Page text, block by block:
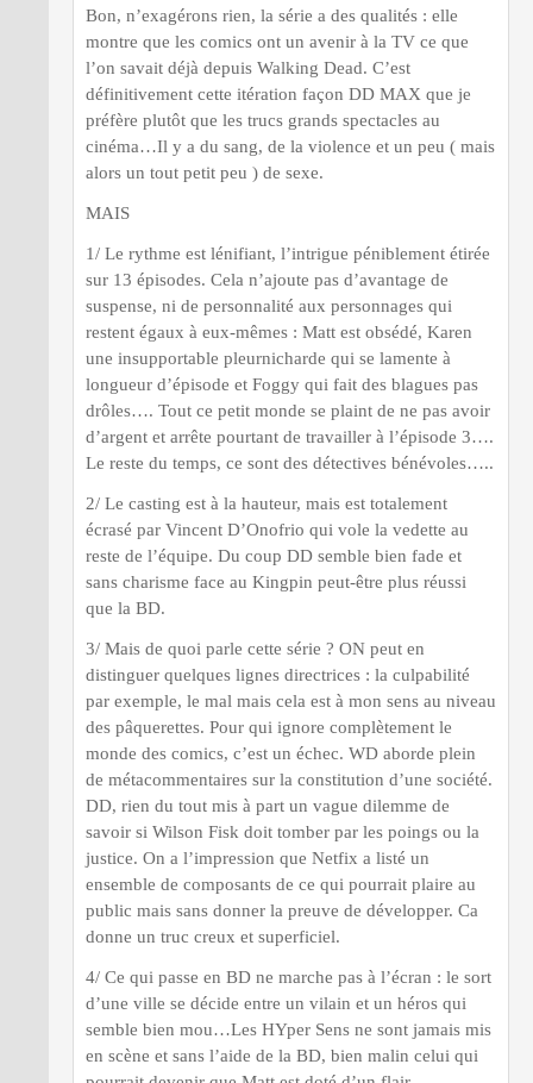
Bon, n’exagérons rien, la série a des qualités : elle
montre que les comics ont un avenir à la TV ce que
l’on savait déjà depuis Walking Dead. C’est
définitivement cette itération façon DD MAX que je
préfère plutôt que les trucs grands spectacles au
cinéma…Il y a du sang, de la violence et un peu ( mais
alors un tout petit peu ) de sexe.
MAIS
1/ Le rythme est lénifiant, l’intrigue péniblement étirée
sur 13 épisodes. Cela n’ajoute pas d’avantage de
suspense, ni de personnalité aux personnages qui
restent égaux à eux-mêmes : Matt est obsédé, Karen
une insupportable pleurnicharde qui se lamente à
longueur d’épisode et Foggy qui fait des blagues pas
drôles…. Tout ce petit monde se plaint de ne pas avoir
d’argent et arrête pourtant de travailler à l’épisode 3….
Le reste du temps, ce sont des détectives bénévoles…..
2/ Le casting est à la hauteur, mais est totalement
écrasé par Vincent D’Onofrio qui vole la vedette au
reste de l’équipe. Du coup DD semble bien fade et
sans charisme face au Kingpin peut-être plus réussi
que la BD.
3/ Mais de quoi parle cette série ? ON peut en
distinguer quelques lignes directrices : la culpabilité
par exemple, le mal mais cela est à mon sens au niveau
des pâquerettes. Pour qui ignore complètement le
monde des comics, c’est un échec. WD aborde plein
de métacommentaires sur la constitution d’une société.
DD, rien du tout mis à part un vague dilemme de
savoir si Wilson Fisk doit tomber par les poings ou la
justice. On a l’impression que Netfix a listé un
ensemble de composants de ce qui pourrait plaire au
public mais sans donner la preuve de développer. Ca
donne un truc creux et superficiel.
4/ Ce qui passe en BD ne marche pas à l’écran : le sort
d’une ville se décide entre un vilain et un héros qui
semble bien mou…Les HYper Sens ne sont jamais mis
en scène et sans l’aide de la BD, bien malin celui qui